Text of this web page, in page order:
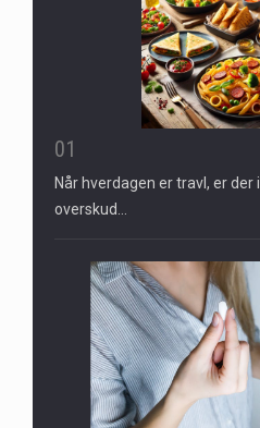
01
Når hverdagen er travl, er der
overskud…